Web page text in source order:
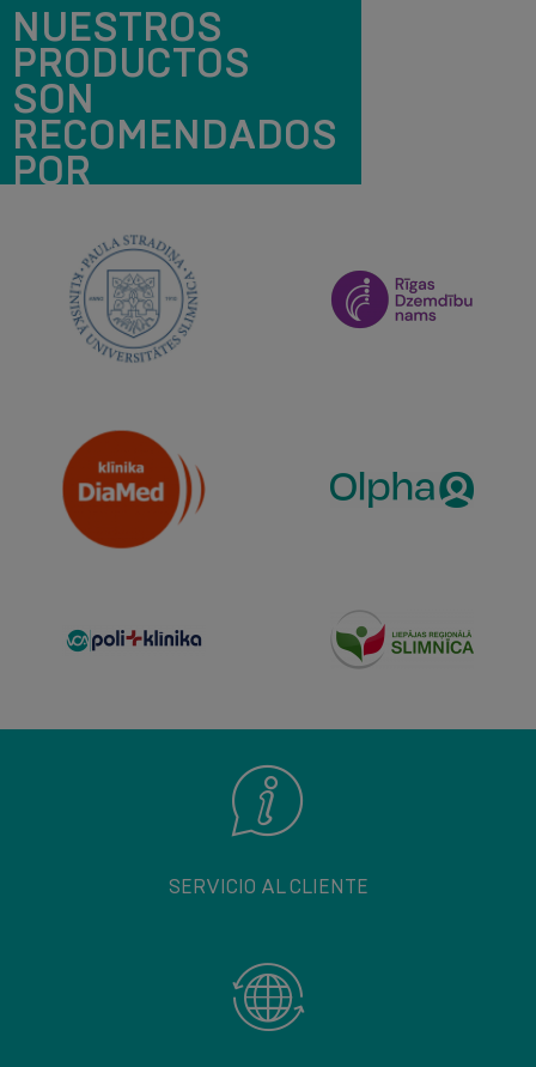
NUESTROS
PRODUCTOS
SON
RECOMENDADOS
POR
SERVICIO AL CLIENTE